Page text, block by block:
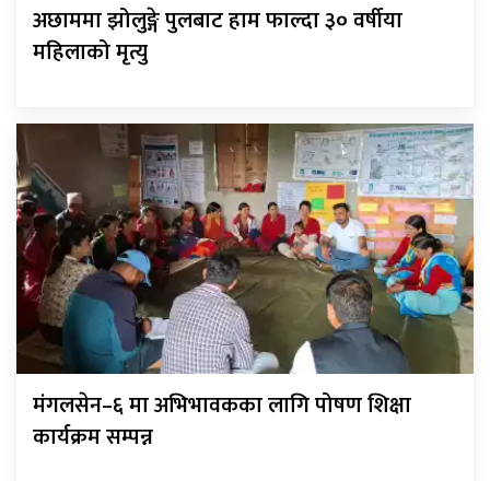
अछाममा झोलुङ्गे पुलबाट हाम फाल्दा ३० वर्षीया
महिलाको मृत्यु
मंगलसेन–६ मा अभिभावकका लागि पोषण शिक्षा
कार्यक्रम सम्पन्न